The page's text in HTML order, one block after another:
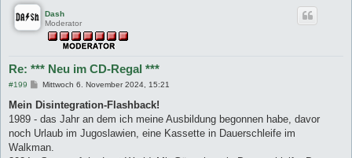
Dash
Moderator
Re: *** Neu im CD-Regal ***
#199
B
i
r
a
Mittwoch 6. November 2024, 15:21
Mein Disintegration-Flashback!
1989 - das Jahr an dem ich meine Ausbildung begonnen habe, davor
noch Urlaub im Jugoslawien, eine Kassette in Dauerschleife im
Walkman.